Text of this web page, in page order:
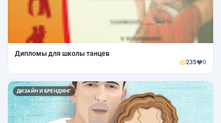
Дипломы для школы танцев
235 0
ДИЗАЙН И БРЕНДИНГ